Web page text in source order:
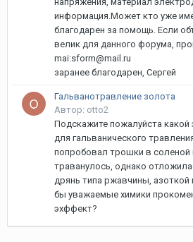
информация.Может кто уже
благодарен за помощь. Если
велик для данного форума,
mai:sform@mail.ru
заранее благодарен, Сергей
Гальванотравление золота
Автор: otto2
Подскажите пожалуйста какой
для гальванического
попробовал трошки в соленой
траванулось, однако
дрянь типа ржавчины, азоткой
бы уважаемые химики
эхффект?